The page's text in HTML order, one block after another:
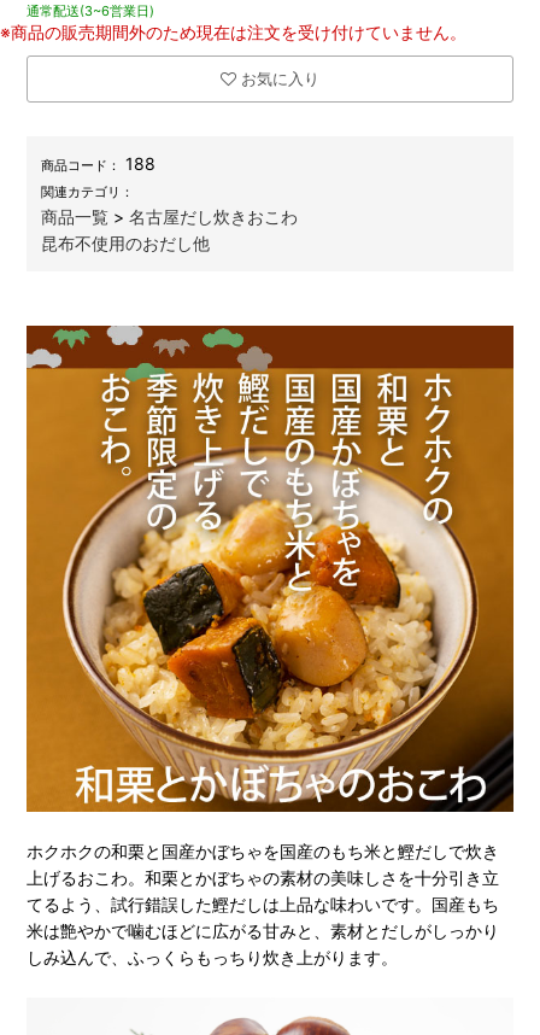
通常配送(3~6営業日)
※商品の販売期間外のため現在は注文を受け付けていません。
お気に入り
商品コード： 188
関連カテゴリ：
商品一覧 >名古屋だし炊きおこわ
昆布不使用のおだし他
ホクホクの和栗と国産かぼちゃを国産のもち米と鰹だしで炊き
上げるおこわ。和栗とかぼちゃの素材の美味しさを十分引き立
てるよう、試行錯誤した鰹だしは上品な味わいです。国産もち
米は艶やかで噛むほどに広がる甘みと、素材とだしがしっかり
しみ込んで、ふっくらもっちり炊き上がります。